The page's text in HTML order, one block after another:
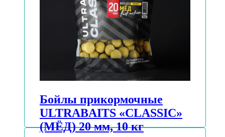
Бойлы прикормочные
ULTRABAITS «CLASSIC»
(МЁД) 20 мм, 10 кг